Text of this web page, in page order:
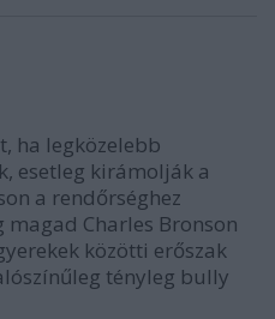
ha legközelebb
esetleg kirámolják a
a rendőrséghez
Charles Bronson
közötti erőszak
tényleg bully